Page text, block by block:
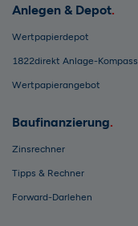
Anlegen & Depot
Wertpapierdepot
1822direkt Anlage-Kompass
Wertpapierangebot
Baufinanzierung
Zinsrechner
Tipps & Rechner
Forward-Darlehen